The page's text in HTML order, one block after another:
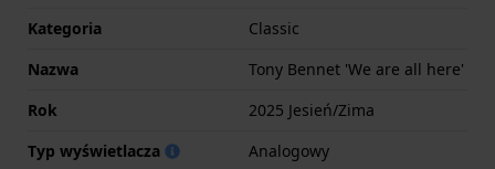
Kategoria
Classic
Nazwa
Tony Bennet 'We are all here'
Rok
2025 Jesień/Zima
Typ wyświetlacza
Analogowy